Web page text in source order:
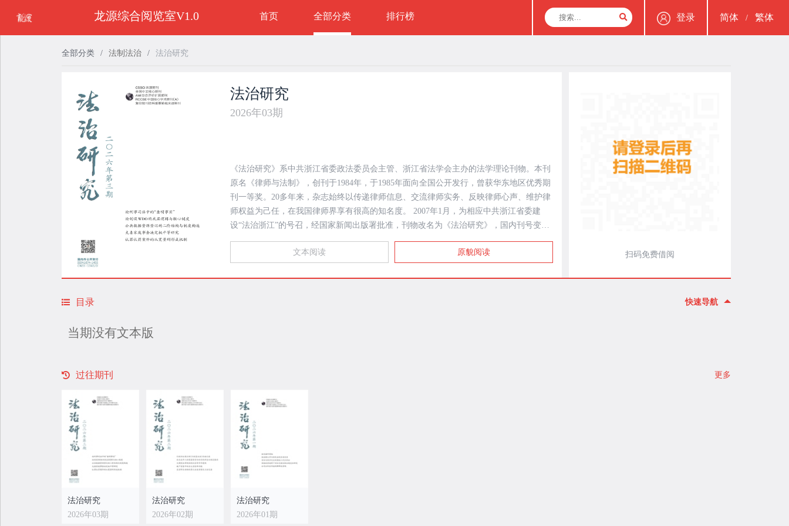
全部分类 / 法制法治 / 法治研究
法治研究
2026年03期
《法治研究》系中共浙江省委政法委员会主管、浙江省法学会主办的法学理论刊物。本刊
原名《律师与法制》，创刊于1984年，于1985年面向全国公开发行，曾获华东地区优秀期
刊一等奖。20多年来，杂志始终以传递律师信息、交流律师实务、反映律师心声、维护律
师权益为己任，在我国律师界享有很高的知名度。 2007年1月，为相应中共浙江省委建
设“法治浙江”的号召，经国家新闻出版署批准，刊物改名为《法治研究》，国内刊号变更
为CN33-1343/D，国际连续出版物号为ISSN1001-6376，邮发代号32-86。 创刊至今，杂志
社始终坚持“以质取胜，以诚待人，争创国内优秀法学期刊”为办刊目标，刊物质量日趋提
载来源期刊。2018年11月，杂志被评为中国人文社会科学核心期刊（扩展版），2019年3
文本阅读 原貌阅读 扫码免费借阅
目录 快速导航
当期没有文本版
过往期刊 更多
法治研究
2026年03期
法治研究
2026年02期
法治研究
2026年01期
龙源综合阅览室V1.0 首页 全部分类 排行榜 登录 简体 / 繁体